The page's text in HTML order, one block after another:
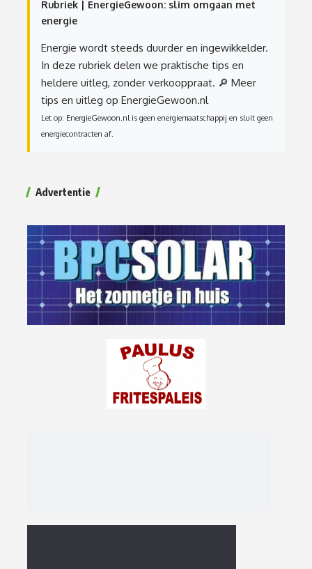
Rubriek | EnergieGewoon: slim omgaan met
energie
Energie wordt steeds duurder en ingewikkelder.
In deze rubriek delen we praktische tips en
heldere uitleg, zonder verkooppraat. 🔎 Meer
tips en uitleg op EnergieGewoon.nl
Let op: EnergieGewoon.nl is geen energiemaatschappij en sluit geen
energiecontracten af.
Advertentie